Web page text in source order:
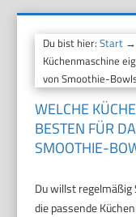
Du bist hier:Start →
Küchenmaschine
von Smoothie-
WELCHE
BESTEN FÜR
SMOOTHIE-
Du willst
die passende